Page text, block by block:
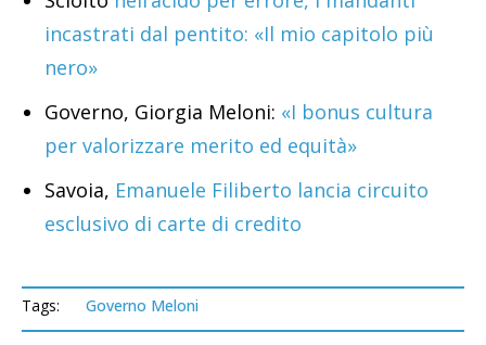
incastrati dal pentito: «Il mio capitolo più
nero»
Governo, Giorgia Meloni: «I bonus cultura
per valorizzare merito ed equità»
Savoia, Emanuele Filiberto lancia circuito
esclusivo di carte di credito
Tags: Governo Meloni